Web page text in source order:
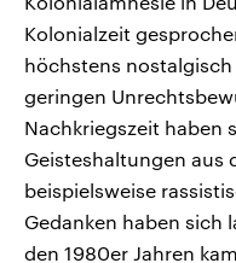
Kolonialzeit
höchstens
geringen
Nachkriegszeit haben
Geisteshaltungen aus
beispielsweise
Gedanken haben sich
den 1980er Jahren